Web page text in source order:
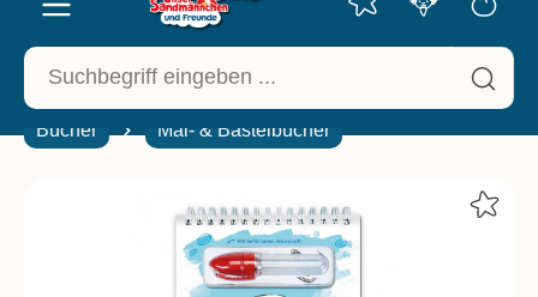
Bücher Mal- & Bastelbücher